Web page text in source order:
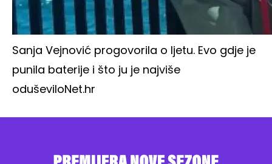
Sanja Vejnović progovorila o ljetu. Evo gdje je
punila baterije i što ju je najviše
oduševiloNet.hr